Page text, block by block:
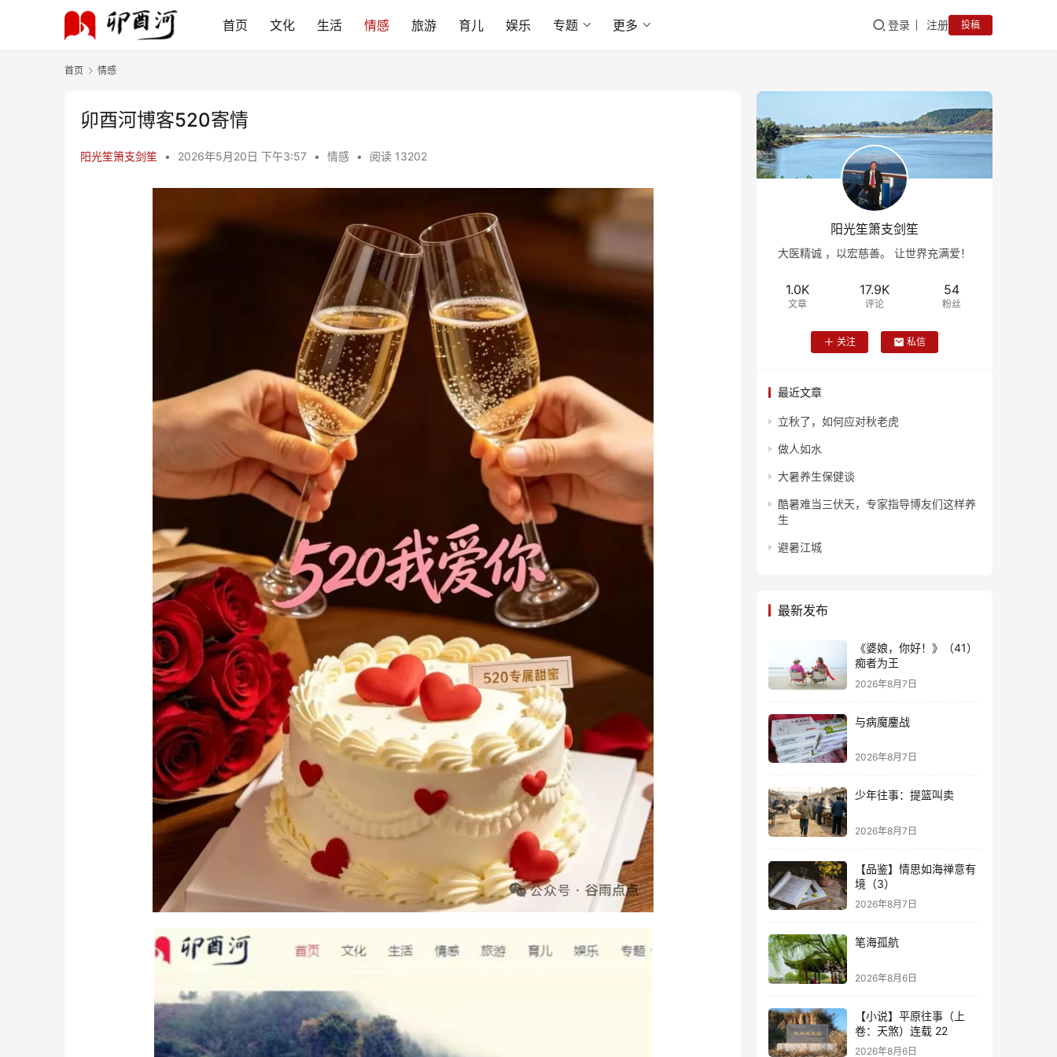
首页 文化 生活 情感 旅游 育儿 娱乐 专题 更多 登录 注册 投稿
首页 情感
卯酉河博客520寄情
阳光笙箫支剑笙 • 2026年5月20日 下午3:57 • 情感 • 阅读 13202
阳光笙箫支剑笙
大医精诚 ，以宏慈善。 让世界充满爱！
1.0K
文章
17.9K
评论
54
粉丝
关注 私信
最近文章
立秋了，如何应对秋老虎
做人如水
大暑养生保健谈
酷暑难当三伏天，专家指导博友们这样养
生
避暑江城
最新发布
《婆娘，你好！》（41）
痴者为王
2026年8月7日
与病魔鏖战
2026年8月7日
少年往事：提篮叫卖
2026年8月7日
【品鉴】情思如海禅意有
境（3）
2026年8月7日
笔海孤航
2026年8月6日
【小说】平原往事（上
卷：天煞）连载 22
2026年8月6日